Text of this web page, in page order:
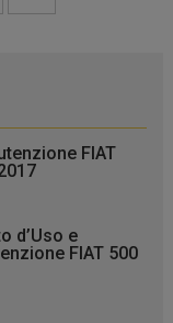
FIAT
d’Uso e
FIAT 500